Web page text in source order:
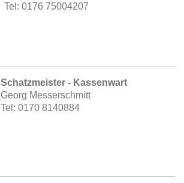
Tel: 0176 75004207
Schatzmeister - Kassenwart
Georg Messerschmitt
Tel: 0170 8140884